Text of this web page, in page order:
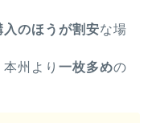
入のほうが割安な場
州より 一枚多めの